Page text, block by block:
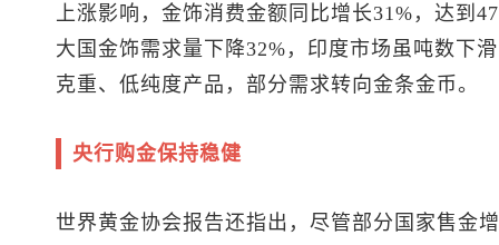
上涨影响，金饰消费金额同比增长31%，达到
大国金饰需求量下降32%，印度市场虽吨数下
克重、低纯度产品，部分需求转向金条金币。
央行购金保持稳健
世界黄金协会报告还指出，尽管部分国家售金